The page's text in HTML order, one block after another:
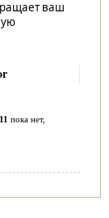
ваш
пока нет,